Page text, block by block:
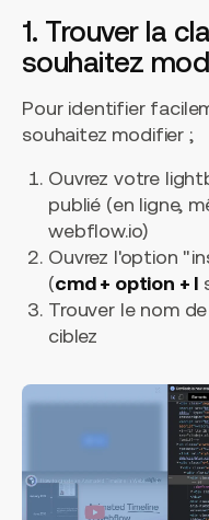
1. Trouver la
souhaitez
Pour identifier
souhaitez modifier ;
Ouvrez votre
publié (en ligne,
webflow.io)
Ouvrez l'option
(cmd + option + I
Trouver le nom
ciblez